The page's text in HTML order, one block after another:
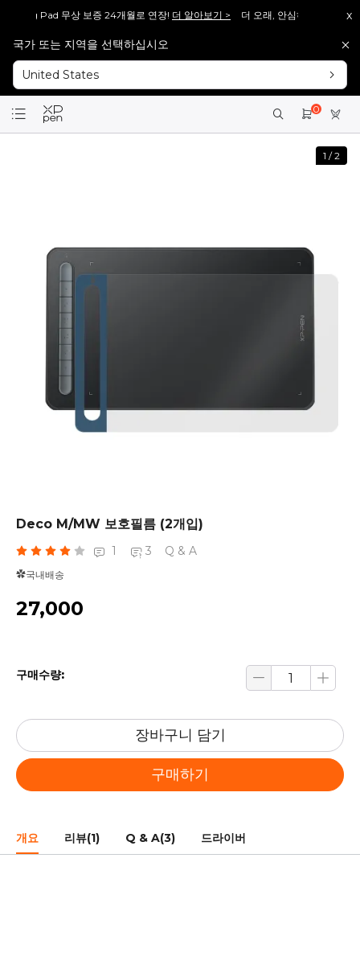
Pad 무상 보증 24개월로 연장!더 알아보기 > 더 오래, 안심하고 그리세요.
13.3 Pro V2], 다시 돌아왔습니다! [재입고 안내] 많은 분들이
15.6 Pro V2], 다시 돌아왔습니다! [재입고 안내] 많은 분들이
회원가입 시 <1만 원> 상당 포인트를 증정합니다. 바로가입 >
설레는 핑크의 등장! Artist 12 3세대 핑크 에디션 출시!더 알아보기 >
x
국가 또는 지역을 선택하십시오
United States
0
1 /2
Deco M/MW 보호필름 (2개입)
1 3 Q & A
✿국내배송
₩27,000
구매수량:
장바구니 담기
구매하기
개요 리뷰(1) Q & A(3) 드라이버